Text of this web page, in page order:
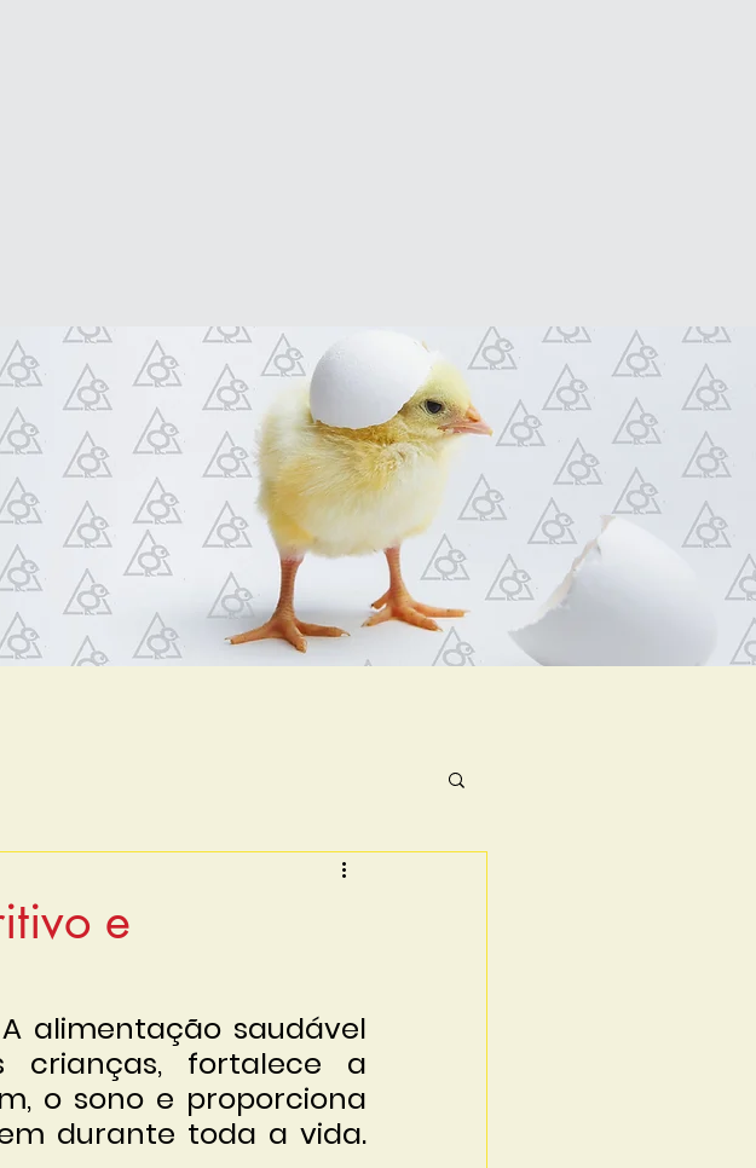
e
alimentação saudável
crianças, fortalece a
o sono e proporciona
durante toda a vida.